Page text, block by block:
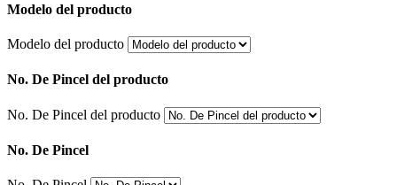
Modelo del producto
Modelo del producto
No. De Pincel del producto
No. De Pincel del producto
No. De Pincel